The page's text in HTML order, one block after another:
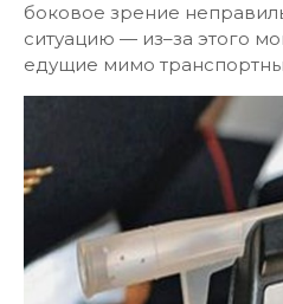
боковое зрение
ситуацию — из–за этого
едущие мимо